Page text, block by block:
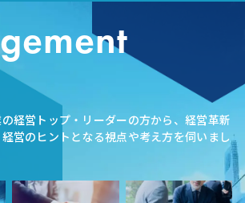
経営トップ・リーダーの方から、経営革新
営のヒントとなる視点や考え方を伺いまし